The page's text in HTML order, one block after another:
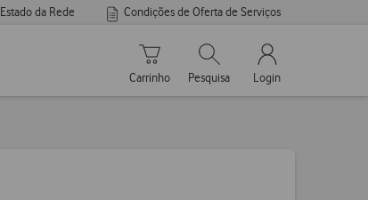
Estado da Rede Condições de Oferta de Serviços
Carrinho de compras
Carrinho
Pesquisar
Pesquisa
My Vodafone
Login